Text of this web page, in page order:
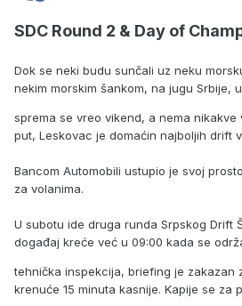
SDC Round 2 & Day of
Dok se neki budu sunčali uz neku
nekim morskim šankom, na jugu Srbije,
sprema se vreo vikend, a nema nikakve
put, Leskovac je domaćin najboljih drift
Bancom Automobili ustupio je svoj
za volanima.
U subotu ide druga runda Srpskog Drift
događaj kreće već u 09:00 kada se
tehnička inspekcija, briefing je zakazan
krenuće 15 minuta kasnije. Kapije se za